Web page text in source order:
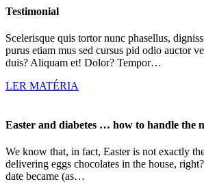
Testimonial
Scelerisque quis tortor nunc phasellus,
purus etiam mus sed cursus pid odio auctor
duis? Aliquam et! Dolor? Tempor…
LER MATÉRIA
Easter and diabetes … how to handle the
We know that, in fact, Easter is not exactly
delivering eggs chocolates in the house,
date became (as…